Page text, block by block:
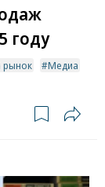
году
рынок
Медиа